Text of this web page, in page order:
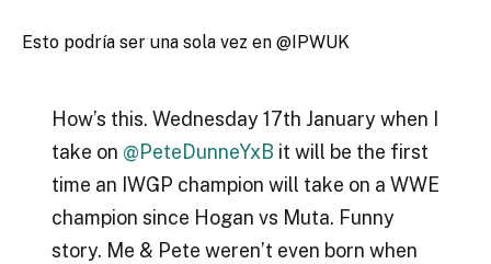
Esto podría ser una sola vez en @IPWUK
How’s this. Wednesday 17th January when I
take on @PeteDunneYxB it will be the first
time an IWGP champion will take on a WWE
champion since Hogan vs Muta. Funny
story. Me & Pete weren’t even born when